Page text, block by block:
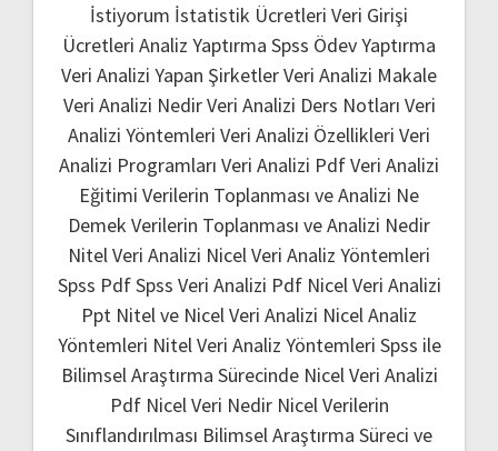
İstiyorum İstatistik Ücretleri Veri Girişi
Ücretleri Analiz Yaptırma Spss Ödev Yaptırma
Veri Analizi Yapan ŞirketlerVeri Analizi Makale
Veri Analizi NedirVeri Analizi Ders Notları Veri
Analizi Yöntemleri Veri Analizi Özellikleri Veri
Analizi Programları Veri Analizi PdfVeri Analizi
Eğitimi Verilerin Toplanması ve Analizi Ne
Demek Verilerin Toplanması ve Analizi Nedir
Nitel Veri Analizi Nicel Veri Analiz Yöntemleri
Spss PdfSpss Veri Analizi Pdf Nicel Veri Analizi
Ppt Nitel ve Nicel Veri Analizi Nicel Analiz
Yöntemleri Nitel Veri Analiz Yöntemleri Spss ile
Bilimsel Araştırma Sürecinde Nicel Veri Analizi
Pdf Nicel Veri Nedir Nicel Verilerin
Sınıflandırılması Bilimsel Araştırma Süreci ve